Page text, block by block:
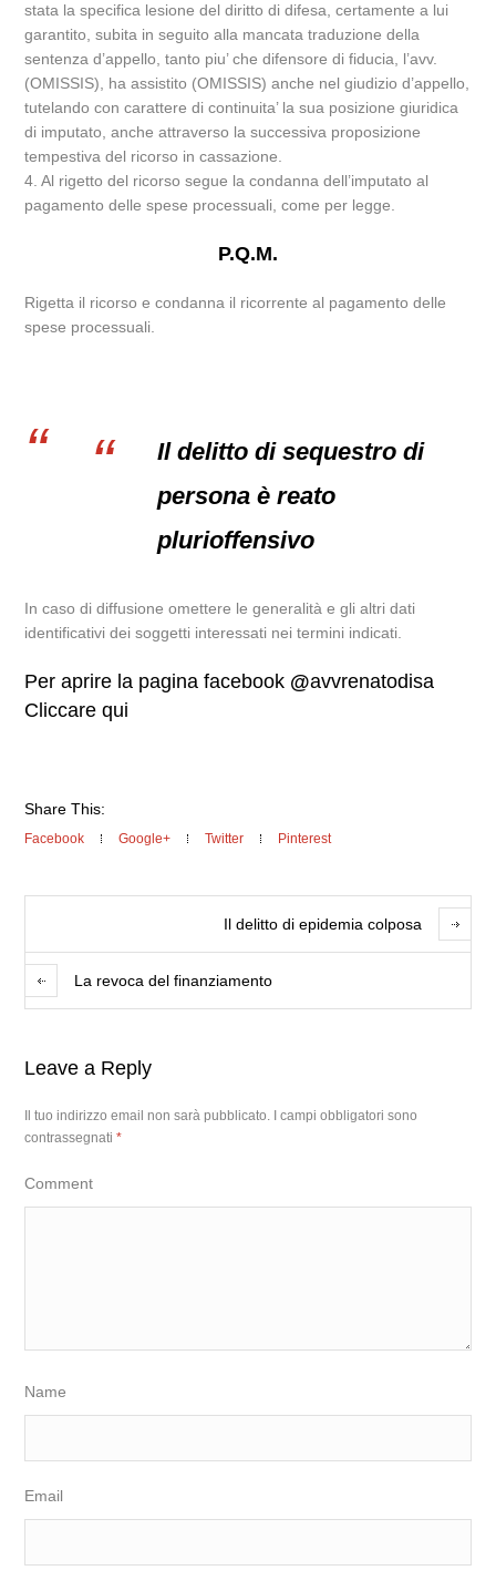
stata la specifica lesione del diritto di difesa, certamente a lui
garantito, subita in seguito alla mancata traduzione della
sentenza d’appello, tanto piu’ che difensore di fiducia, l’avv.
(OMISSIS), ha assistito (OMISSIS) anche nel giudizio d’appello,
tutelando con carattere di continuita’ la sua posizione giuridica
di imputato, anche attraverso la successiva proposizione
tempestiva del ricorso in cassazione.
4. Al rigetto del ricorso segue la condanna dell’imputato al
pagamento delle spese processuali, come per legge.
P.Q.M.
Rigetta il ricorso e condanna il ricorrente al pagamento delle
spese processuali.
Il delitto di sequestro di
persona è reato
plurioffensivo
In caso di diffusione omettere le generalità e gli altri dati
identificativi dei soggetti interessati nei termini indicati.
Per aprire la pagina facebook @avvrenatodisa
Cliccare qui
Share This:
Facebook Google+ Twitter Pinterest
Il delitto di epidemia colposa
La revoca del finanziamento
Leave a Reply
Il tuo indirizzo email non sarà pubblicato.
I campi obbligatori sono
contrassegnati*
Comment
Name
Email